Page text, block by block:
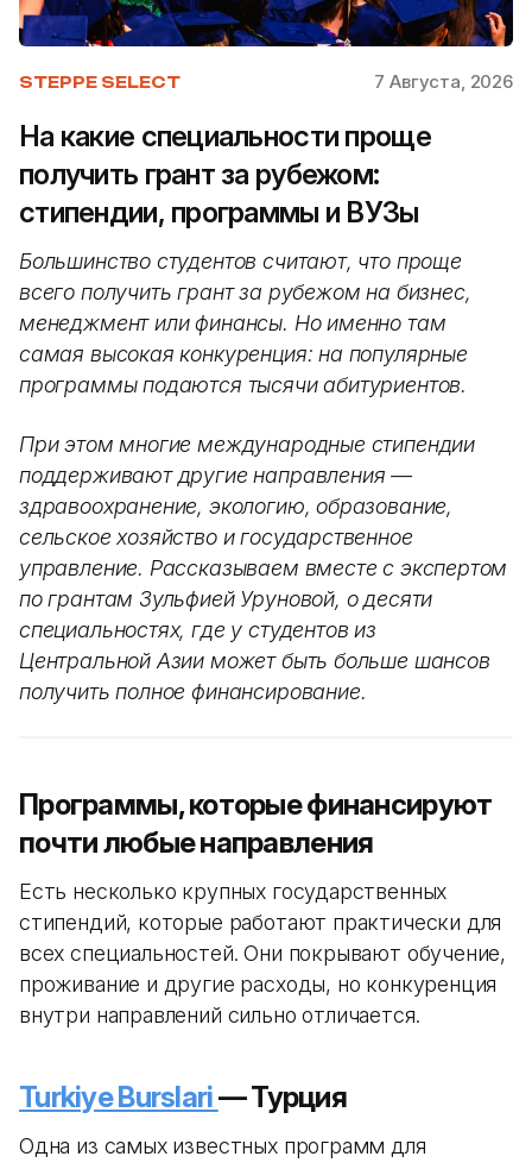
STEPPE SELECT 7 Августа, 2026
На какие специальности проще
получить грант за рубежом:
стипендии, программы и ВУЗы
Большинство студентов считают, что проще
всего получить грант за рубежом на бизнес,
менеджмент или финансы. Но именно там
самая высокая конкуренция: на популярные
программы подаются тысячи абитуриентов.
При этом многие международные стипендии
поддерживают другие направления —
здравоохранение, экологию, образование,
сельское хозяйство и государственное
управление. Рассказываем вместе с экспертом
по грантам Зульфией Уруновой, о десяти
специальностях, где у студентов из
Центральной Азии может быть больше шансов
получить полное финансирование.
Программы, которые финансируют
почти любые направления
Есть несколько крупных государственных
стипендий, которые работают практически для
всех специальностей. Они покрывают обучение,
проживание и другие расходы, но конкуренция
внутри направлений сильно отличается.
Turkiye Burslari— Турция
Одна из самых известных программ для